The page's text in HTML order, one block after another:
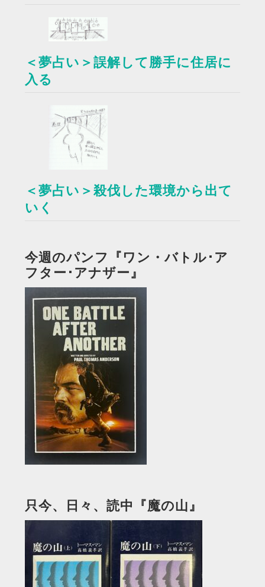
＜夢占い＞誤解して勝手に住居に
入る
＜夢占い＞殺伐した環境から出て
いく
今週のパンフ『ワン・バトル･ア
フター･アナザー』
只今、日々、読中『魔の山』